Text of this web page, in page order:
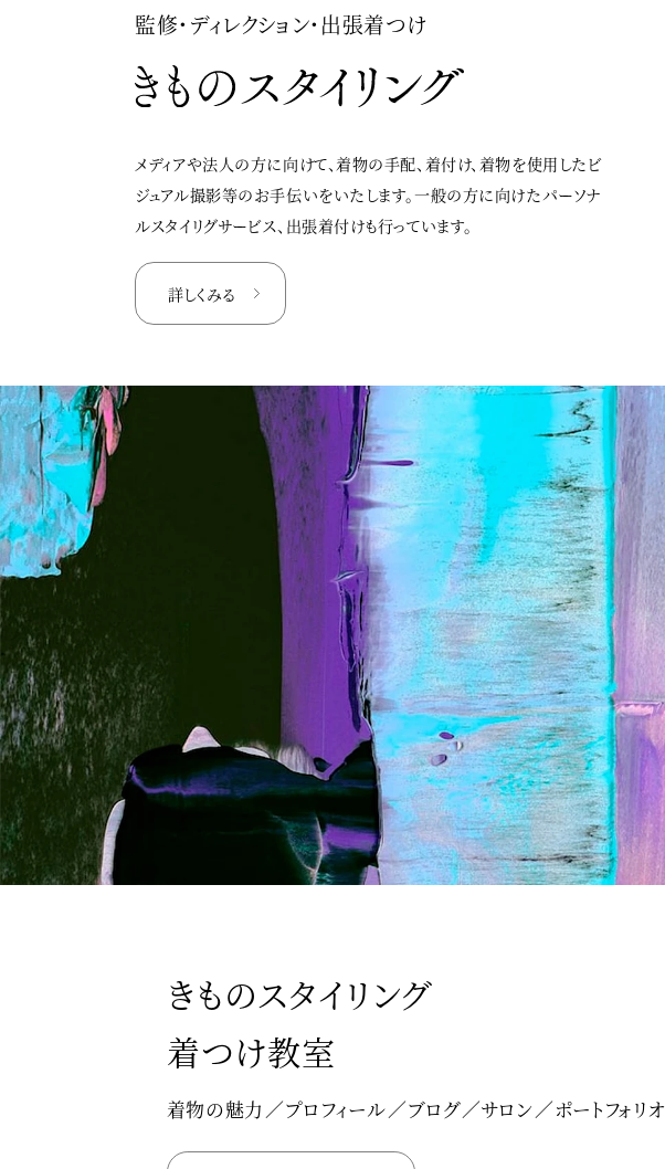
監修・ディレクション・出張着つけ
メディアや法人の方に向けて、着物の手配、着付け、着物を使用したビ
ジュアル撮影等のお手伝いをいたします。一般の方に向けたパーソナ
ルスタイリグサービス、出張着付けも行っています。
詳しくみる
きものスタイリング
着つけ教室
着物の魅力 プロフィール ブログ サロン ポートフォリオ